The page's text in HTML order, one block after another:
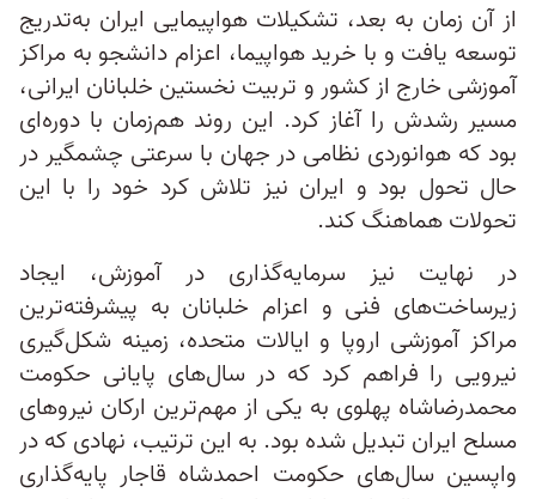
از آن زمان به بعد، تشکیلات هواپیمایی ایران به‌تدریج
توسعه یافت و با خرید هواپیما، اعزام دانشجو به مراکز
آموزشی خارج از کشور و تربیت نخستین خلبانان ایرانی،
مسیر رشدش را آغاز کرد. این روند هم‌زمان با دوره‌ای
بود که هوانوردی نظامی در جهان با سرعتی چشمگیر در
حال تحول بود و ایران نیز تلاش کرد خود را با این
تحولات هماهنگ کند.
در نهایت نیز سرمایه‌گذاری در آموزش، ایجاد
زیرساخت‌های فنی و اعزام خلبانان به پیشرفته‌ترین
مراکز آموزشی اروپا و ایالات متحده، زمینه شکل‌گیری
نیرویی را فراهم کرد که در سال‌های پایانی حکومت
محمدرضاشاه پهلوی به یکی از مهم‌ترین ارکان نیروهای
مسلح ایران تبدیل شده بود. به این ترتیب، نهادی که در
واپسین سال‌های حکومت احمدشاه قاجار پایه‌گذاری